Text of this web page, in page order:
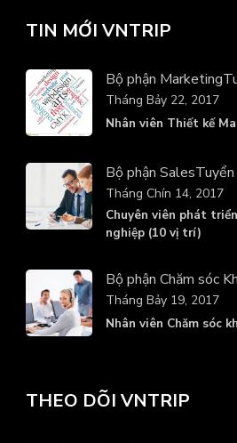
TIN MỚI VNTRIP
Bộ phận Marketing
Nhân viên Thiết kế
Tháng Bảy 22, 2017
Bộ phận Sales
Chuyên viên phát
nghiệp (10 vị trí)
Tháng Chín 14, 2017
Bộ phận Chăm sóc
Nhân viên Chăm sóc
Tháng Bảy 19, 2017
THEO DÕI VNTRIP